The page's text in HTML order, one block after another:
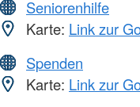
Seniorenhilfe
Karte: Link zur
Spenden
Karte: Link zur